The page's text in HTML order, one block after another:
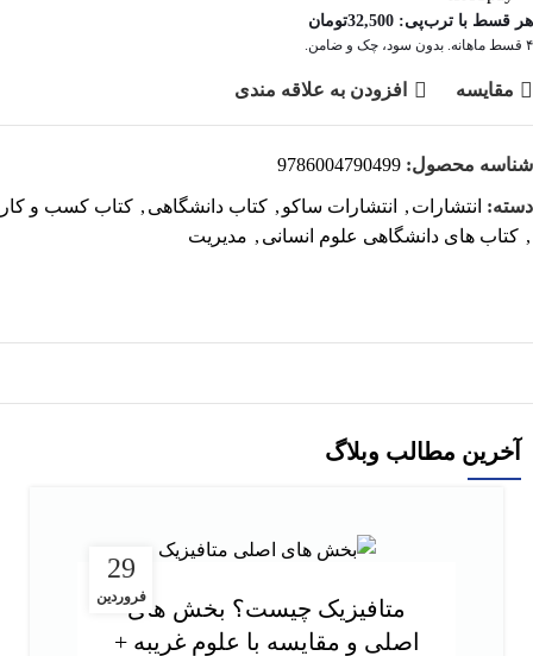
هر قسط با ترب‌پی: 32,500تومان
۴ قسط ماهانه. بدون سود، چک و ضامن.
مقايسه افزودن به علاقه مندی
شناسه محصول: 9786004790499
دسته: انتشارات , انتشارات ساکو , کتاب دانشگاهی , کتاب کسب و کار
, کتاب های دانشگاهی علوم انسانی , مدیریت
آخرین مطالب وبلاگ
29
فروردینمتافیزیک چیست؟ بخش های
اصلی و مقایسه با علوم غریبه +